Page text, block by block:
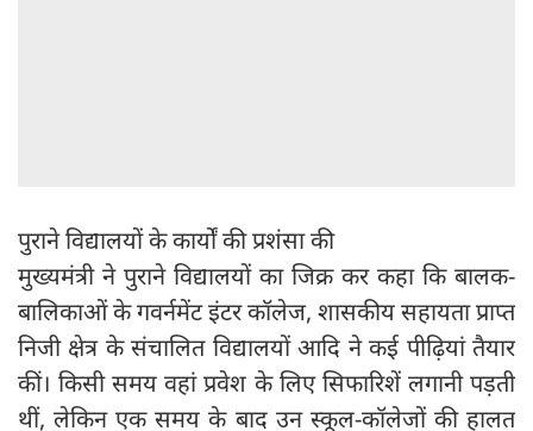
पुराने विद्यालयों के कार्यों की प्रशंसा की
मुख्यमंत्री ने पुराने विद्यालयों का जिक्र कर कहा कि बालक-
बालिकाओं के गवर्नमेंट इंटर कॉलेज, शासकीय सहायता प्राप्त
निजी क्षेत्र के संचालित विद्यालयों आदि ने कई पीढ़ियां तैयार
कीं। किसी समय वहां प्रवेश के लिए सिफारिशें लगानी पड़ती
थीं, लेकिन एक समय के बाद उन स्कूल-कॉलेजों की हालत